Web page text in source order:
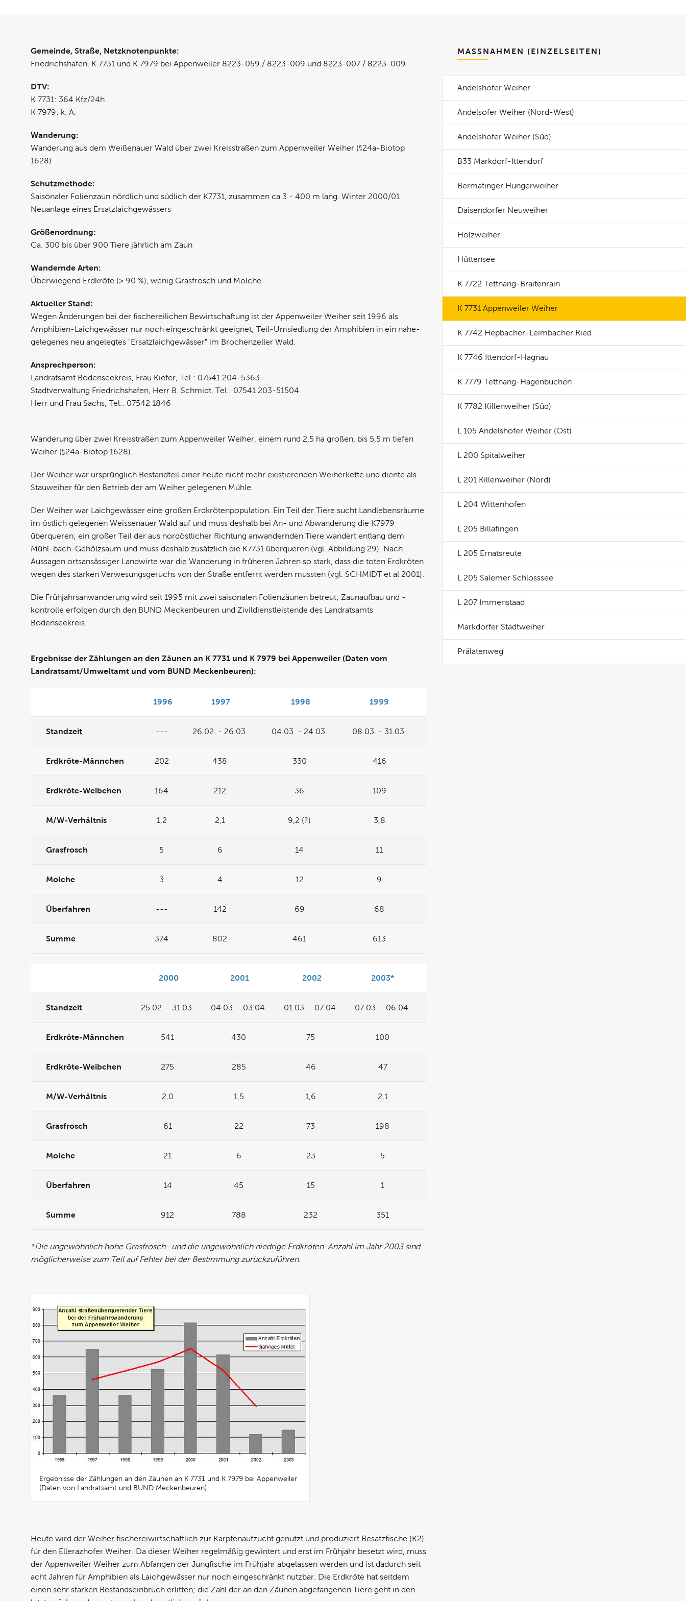
MASSNAHMEN (EINZELSEITEN)
Andelshofer Weiher
Andelsofer Weiher (Nord-West)
Andelshofer Weiher (Süd)
B33 Markdorf-Ittendorf
Bermatinger Hungerweiher
Daisendorfer Neuweiher
Holzweiher
Hüttensee
K 7722 Tettnang-Braitenrain
K 7731 Appenweiler Weiher
K 7742 Hepbacher-Leimbacher Ried
K 7746 Ittendorf-Hagnau
K 7779 Tettnang-Hagenbuchen
K 7782 Killenweiher (Süd)
L 105 Andelshofer Weiher (Ost)
L 200 Spitalweiher
L 201 Killenweiher (Nord)
L 204 Wittenhofen
L 205 Billafingen
L 205 Ernatsreute
L 205 Salemer Schlosssee
L 207 Immenstaad
Markdorfer Stadtweiher
Prälatenweg
Gemeinde, Straße, Netzknotenpunkte:
Friedrichshafen, K 7731 und K 7979 bei Appenweiler 8223-059 / 8223-009 und 8223-007 / 8223-009
DTV:
K 7731: 364 Kfz/24h
K 7979: k. A.
Wanderung:
Wanderung aus dem Weißenauer Wald über zwei Kreisstraßen zum Appenweiler Weiher (§24a-Biotop
1628)
Schutzmethode:
Saisonaler Folienzaun nördlich und südlich der K7731, zusammen ca 3 - 400 m lang. Winter 2000/01
Neuanlage eines Ersatzlaichgewässers
Größenordnung:
Ca. 300 bis über 900 Tiere jährlich am Zaun
Wandernde Arten:
Überwiegend Erdkröte (> 90 %), wenig Grasfrosch und Molche
Aktueller Stand:
Wegen Änderungen bei der fischereilichen Bewirtschaftung ist der Appenweiler Weiher seit 1996 als
Amphibien-Laichgewässer nur noch eingeschränkt geeignet; Teil-Umsiedlung der Amphibien in ein nahe-
gelegenes neu angelegtes "Ersatzlaichgewässer" im Brochenzeller Wald.
Ansprechperson:
Landratsamt Bodenseekreis, Frau Kiefer, Tel.: 07541 204-5363
Stadtverwaltung Friedrichshafen, Herr B. Schmidt, Tel.: 07541 203-51504
Herr und Frau Sachs, Tel.: 07542 1846
Wanderung über zwei Kreisstraßen zum Appenweiler Weiher, einem rund 2,5 ha großen, bis 5,5 m tiefen
Weiher (§24a-Biotop 1628).
Der Weiher war ursprünglich Bestandteil einer heute nicht mehr existierenden Weiherkette und diente als
Stauweiher für den Betrieb der am Weiher gelegenen Mühle.
Der Weiher war Laichgewässer eine großen Erdkrötenpopulation. Ein Teil der Tiere sucht Landlebensräume
im östlich gelegenen Weissenauer Wald auf und muss deshalb bei An- und Abwanderung die K7979
überqueren; ein großer Teil der aus nordöstlicher Richtung anwandernden Tiere wandert entlang dem
Mühl-bach-Gehölzsaum und muss deshalb zusätzlich die K7731 überqueren (vgl. Abbildung 29). Nach
Aussagen ortsansässiger Landwirte war die Wanderung in früheren Jahren so stark, dass die toten Erdkröten
wegen des starken Verwesungsgeruchs von der Straße entfernt werden mussten (vgl. SCHMIDT et al 2001).
Die Frühjahrsanwanderung wird seit 1995 mit zwei saisonalen Folienzäunen betreut; Zaunaufbau und -
kontrolle erfolgen durch den BUND Meckenbeuren und Zivildienstleistende des Landratsamts
Bodenseekreis.
Ergebnisse der Zählungen an den Zäunen an K 7731 und K 7979 bei Appenweiler (Daten vom
Landratsamt/Umweltamt und vom BUND Meckenbeuren):
1996 1997 1998 1999
Standzeit --- 26.02. - 26.03. 04.03. - 24.03. 08.03. - 31.03.
Erdkröte-Männchen 202 438 330 416
Erdkröte-Weibchen 164 212 36 109
M/W-Verhältnis 1,2 2,1 9,2 (?) 3,8
Grasfrosch 5 6 14 11
Molche 3 4 12 9
Überfahren --- 142 69 68
Summe 374 802 461 613
2000 2001 2002 2003*
Standzeit 25.02. - 31.03. 04.03. - 03.04. 01.03. - 07.04. 07.03. - 06.04.
Erdkröte-Männchen 541 430 75 100
Erdkröte-Weibchen 275 285 46 47
M/W-Verhältnis 2,0 1,5 1,6 2,1
Grasfrosch 61 22 73 198
Molche 21 6 23 5
Überfahren 14 45 15 1
Summe 912 788 232 351
*Die ungewöhnlich hohe Grasfrosch- und die ungewöhnlich niedrige Erdkröten-Anzahl im Jahr 2003 sind
möglicherweise zum Teil auf Fehler bei der Bestimmung zurückzuführen.
Ergebnisse der Zählungen an den Zäunen an K 7731 und K 7979 bei Appenweiler
(Daten von Landratsamt und BUND Meckenbeuren)
Heute wird der Weiher fischereiwirtschaftlich zur Karpfenaufzucht genutzt und produziert Besatzfische (K2)
für den Ellerazhofer Weiher. Da dieser Weiher regelmäßig gewintert und erst im Frühjahr besetzt wird, muss
der Appenweiler Weiher zum Abfangen der Jungfische im Frühjahr abgelassen werden und ist dadurch seit
acht Jahren für Amphibien als Laichgewässer nur noch eingeschränkt nutzbar. Die Erdkröte hat seitdem
einen sehr starken Bestandseinbruch erlitten; die Zahl der an den Zäunen abgefangenen Tiere geht in den